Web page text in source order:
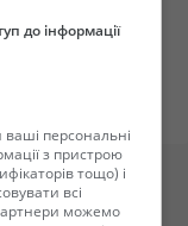
Кадры для Украины
до інформації
персональні
з пристрою
тощо) і
всі
можемо